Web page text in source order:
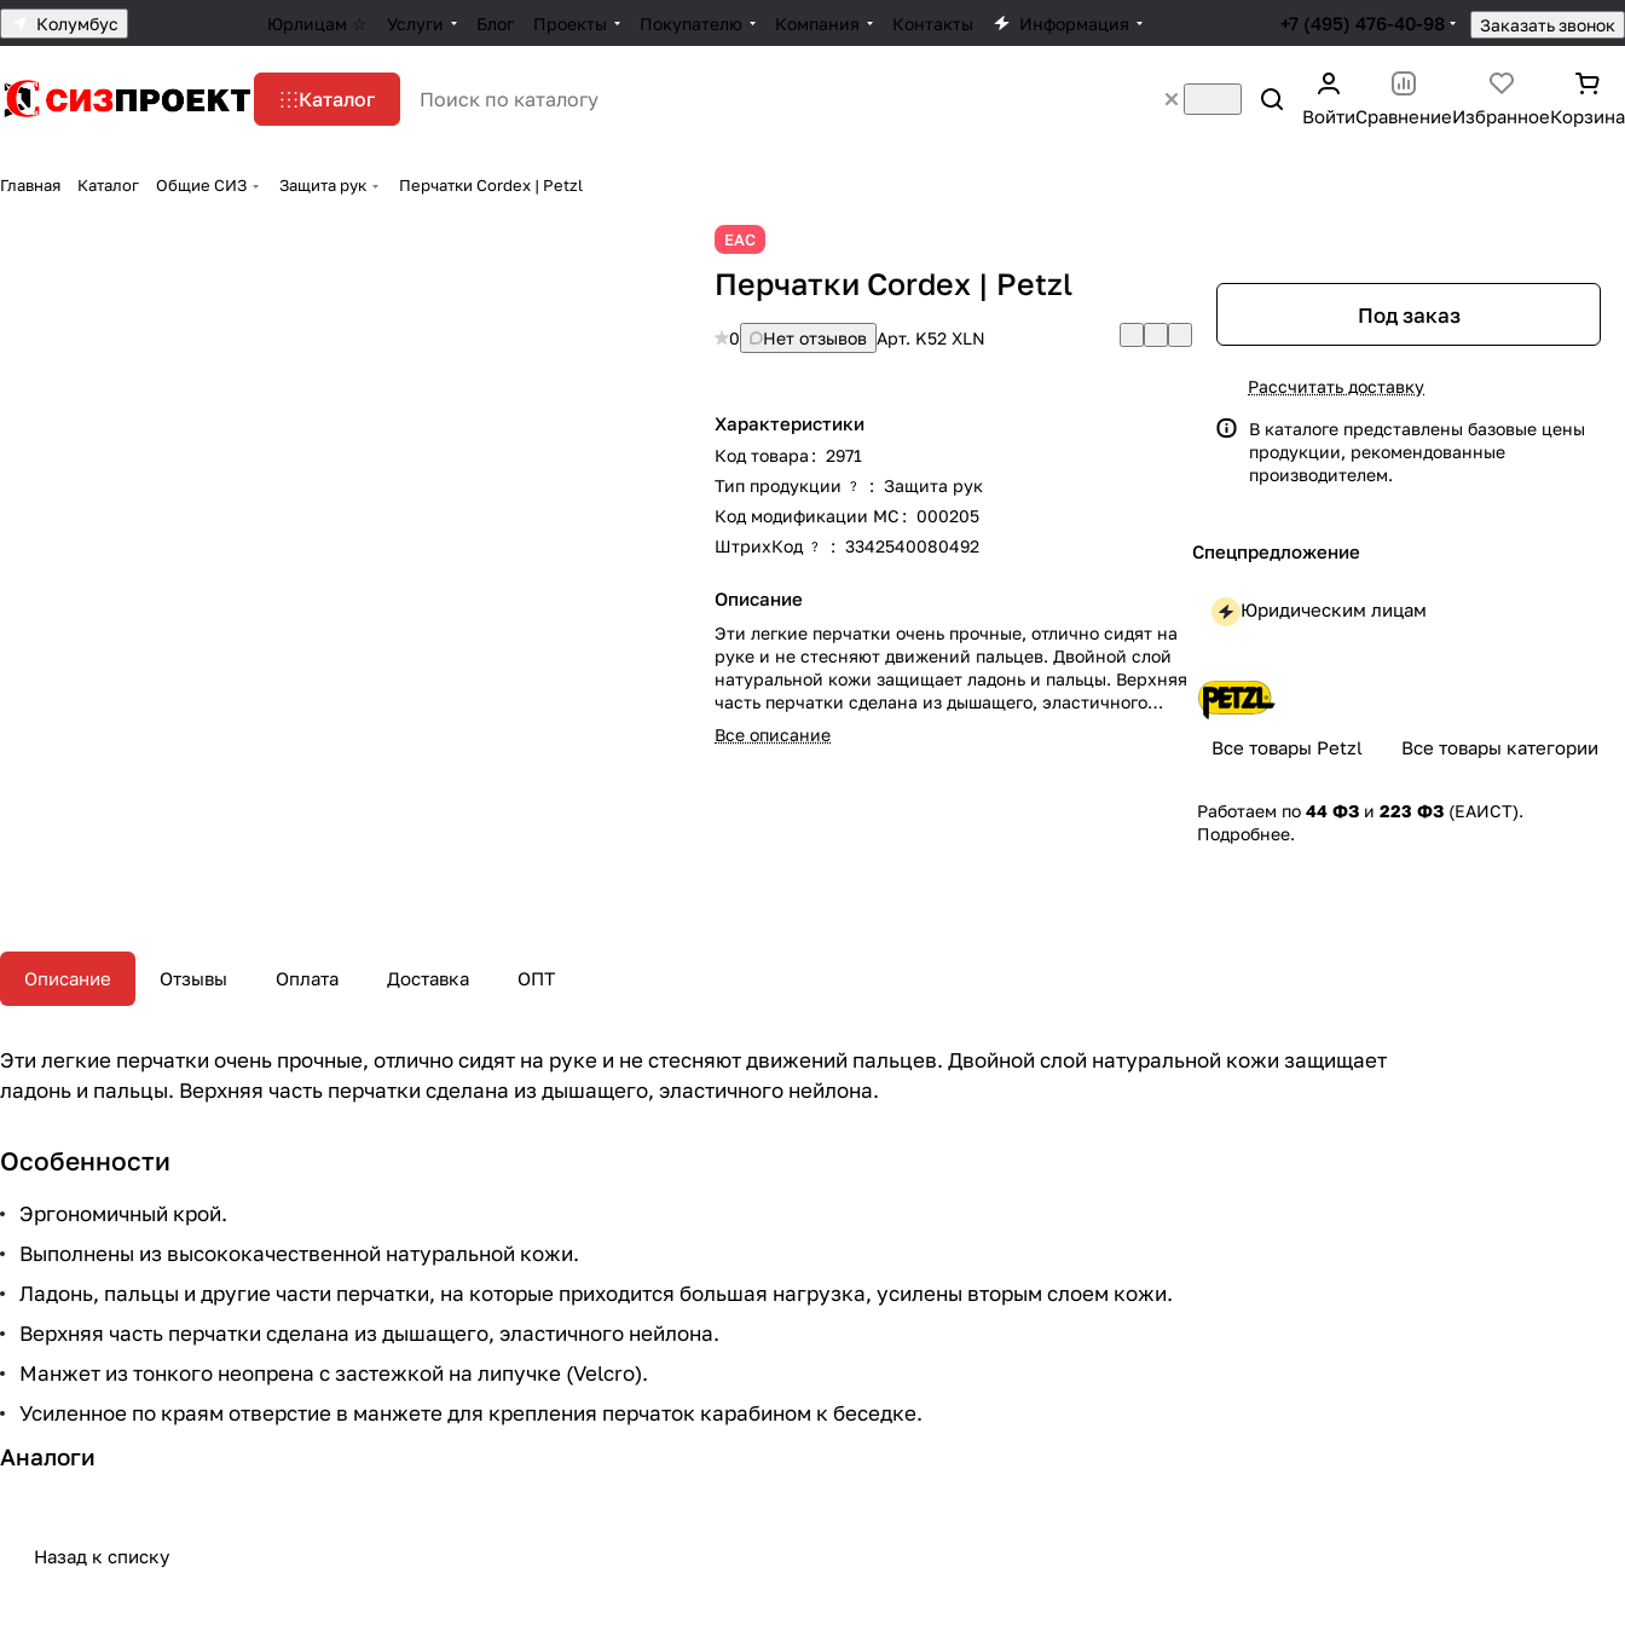
Колумбус Юрлицам ☆ Услуги Блог Проекты Покупателю Компания Контакты Информация +7 (495) 476-40-98 Заказать звонок
Каталог
ВойтиСравнениеИзбранноеКорзина
Главная Каталог Общие СИЗ Защита рук Перчатки Cordex | Petzl
ЕАС
Перчатки Cordex | Petzl
0 Нет отзывов Арт. K52 XLN
Характеристики
Код товара : 2971
Тип продукции
? : Защита рук
Код модификации МС : 000205
ШтрихКод ? : 3342540080492
Описание
Эти легкие перчатки очень прочные, отлично сидят на
руке и не стесняют движений пальцев. Двойной слой
натуральной кожи защищает ладонь и пальцы. Верхняя
часть перчатки сделана из дышащего, эластичного
нейлона.
Все описание
Под заказ
Рассчитать доставку
В каталоге представлены базовые цены
продукции, рекомендованные
производителем.
Спецпредложение
Юридическим лицам
Все товары Petzl Все товары категории
Работаем по 44 ФЗ и 223 ФЗ (ЕАИСТ).
Подробнее.
Описание Отзывы Оплата Доставка ОПТ
Эти легкие перчатки очень прочные, отлично сидят на руке и не стесняют движений пальцев. Двойной слой натуральной кожи защищает
ладонь и пальцы. Верхняя часть перчатки сделана из дышащего, эластичного нейлона.
Особенности
Эргономичный крой.
Выполнены из высококачественной натуральной кожи.
Ладонь, пальцы и другие части перчатки, на которые приходится большая нагрузка, усилены вторым слоем кожи.
Верхняя часть перчатки сделана из дышащего, эластичного нейлона.
Манжет из тонкого неопрена с застежкой на липучке (Velcro).
Усиленное по краям отверстие в манжете для крепления перчаток карабином к беседке.
Аналоги
Назад к списку